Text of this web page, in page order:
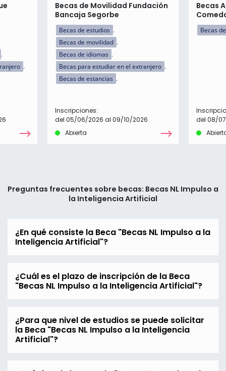
Becas de Movilidad Fundación
Bancaja Segorbe
Becas de estudios
Becas de movilidad
Becas de idiomas
Becas para estudiar en el extranjero
Becas de estancias
Inscripciones:
del 05/06/2026 al 09/10/2026
Abierta
Becas
Becas
del 08/
Preguntas frecuentes sobre becas: Becas NL Impulso a
la Inteligencia Artificial
¿En qué consiste la Beca "Becas NL Impulso a la
Inteligencia Artificial"?
¿Cuál es el plazo de inscripción de la Beca
"Becas NL Impulso a la Inteligencia Artificial"?
¿Para que nivel de estudios se puede solicitar
la Beca "Becas NL Impulso a la Inteligencia
Artificial"?